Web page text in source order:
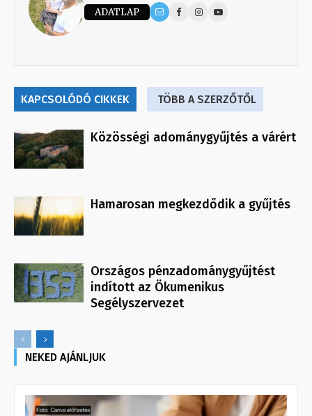
ADATLAP
KAPCSOLÓDÓ CIKKEK TÖBB A SZERZŐTŐL
Közösségi adománygyűjtés a várért
Hamarosan megkezdődik a gyűjtés
Országos pénzadománygyűjtést
indított az Ökumenikus
Segélyszervezet
NEKED AJÁNLJUK